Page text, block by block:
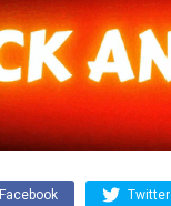
Facebook Twitter